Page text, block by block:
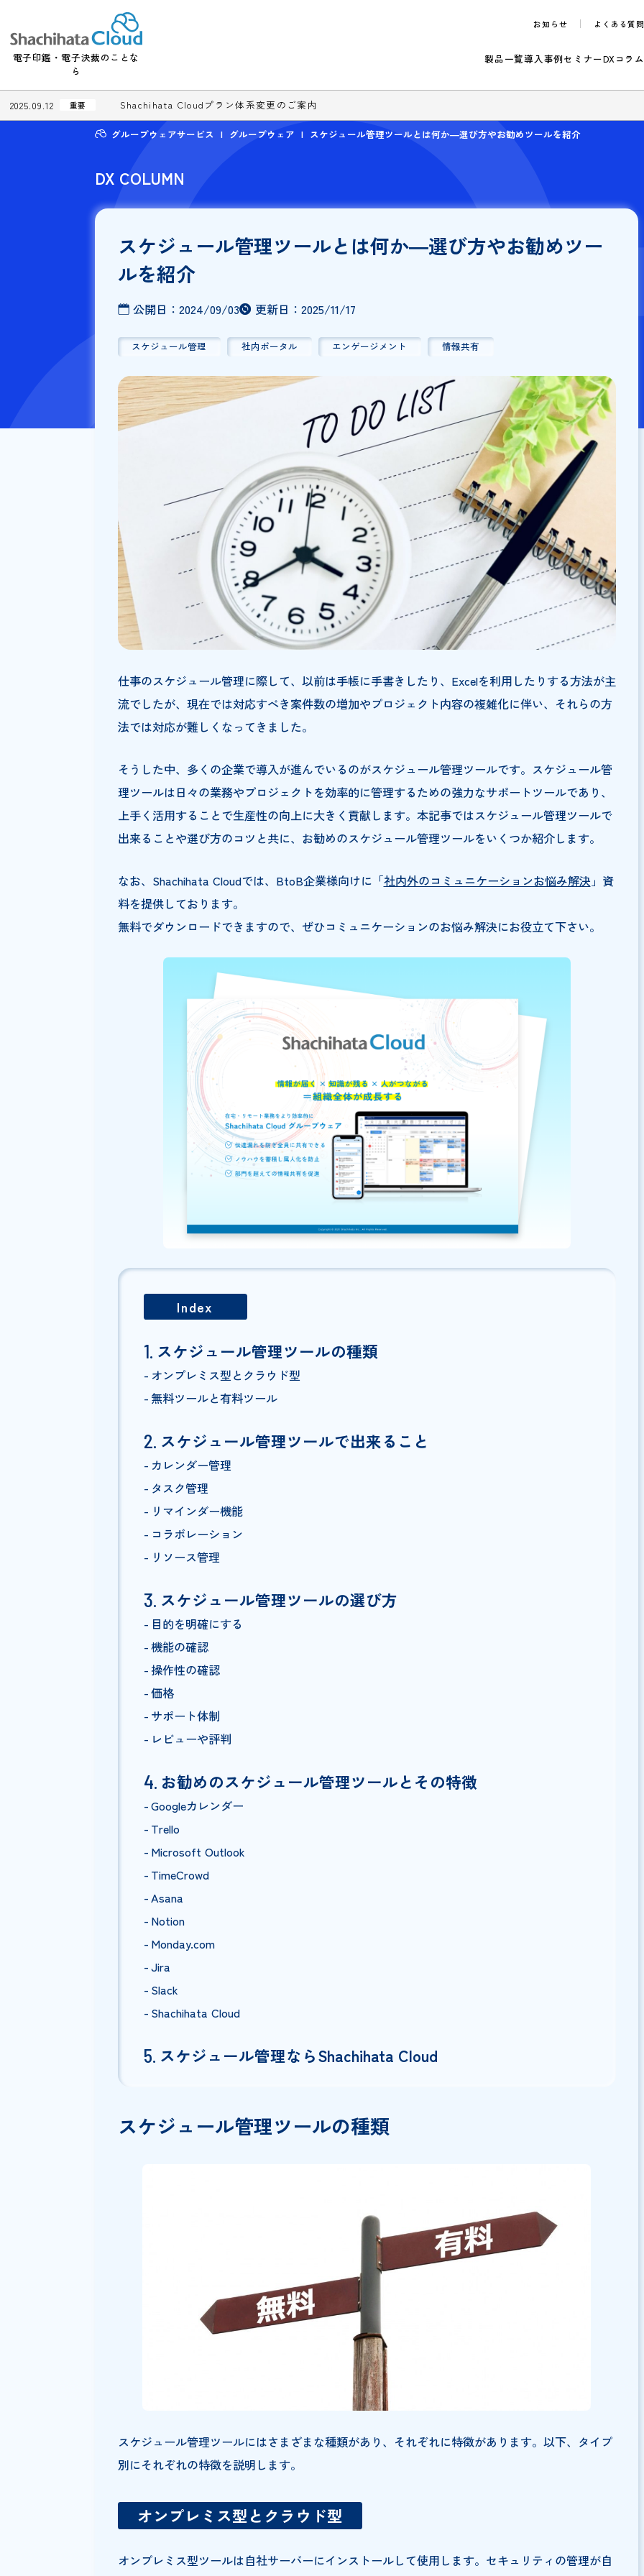
電子印鑑・電子決裁のことな
ら
お知らせ
製品一覧 導入事例 セ
2025.09.12 Shachihata Cloudプラン体系変更のご案内
DX COLUMN
スケジュール管理ツールとは何か―選び方やお勧め
ルを紹介
公開日：2024/09/03 更新日：2025/11/17
スケジュール管理 社内ポータル エンゲージメント 情報共有
流でしたが、現在では対応すべき案件数の増加やプロジェクト内容の複雑化に伴い、それ
法では対応が難しくなってきました。
理ツールは日々の業務やプロジェクトを効率的に管理するための強力なサポートツールで
上手く活用することで生産性の向上に大きく貢献します。本記事ではスケジュール管理ツ
出来ることや選び方のコツと共に、お勧めのスケジュール管理ツールをいくつか紹介しま
なお、Shachihata Cloudでは、BtoB企業様向けに「
料を提供しております。
無料でダウンロードできますので、ぜひコミュニケーションのお悩み解決にお役立て下さ
Index
スケジュール管理ツールの種類
オンプレミス型とクラウド型
無料ツールと有料ツール
スケジュール管理ツールで出来ること
カレンダー管理
タスク管理
リマインダー機能
コラボレーション
リソース管理
スケジュール管理ツールの選び方
目的を明確にする
機能の確認
操作性の確認
価格
サポート体制
レビューや評判
Googleカレンダー
Microsoft Outlook
Notion
スケジュール管理ならShachihata Cloud
スケジュール管理ツールの種類